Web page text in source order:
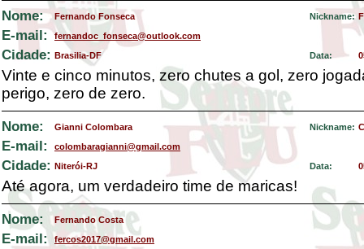
Nome: Fernando Fonseca Nickname:
E-mail: fernandoc_fonseca@outlook.com
Cidade: Brasilia-DF Data:
Vinte e cinco minutos, zero chutes a gol, zero
perigo, zero de zero.
Nome: Gianni Colombara Nickname:
E-mail: colombaragianni@gmail.com
Cidade: Niterói-RJ Data:
Até agora, um verdadeiro time de maricas!
Nome: Fernando Costa
E-mail: fercos2017@gmail.com